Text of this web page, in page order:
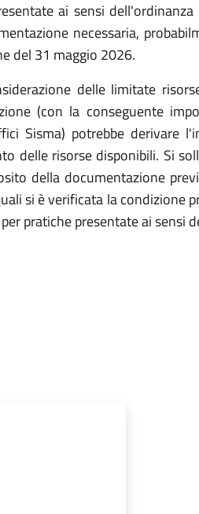
ai sensi
necessaria,
del 31 maggio 2026.
delle limitate
(con la conseguente
Sisma) potrebbe derivare
delle risorse disponibili. Si
della documentazione
si è verificata la condizione
pratiche presentate ai sensi